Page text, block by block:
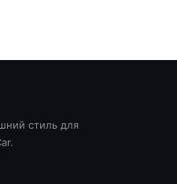
стиль для